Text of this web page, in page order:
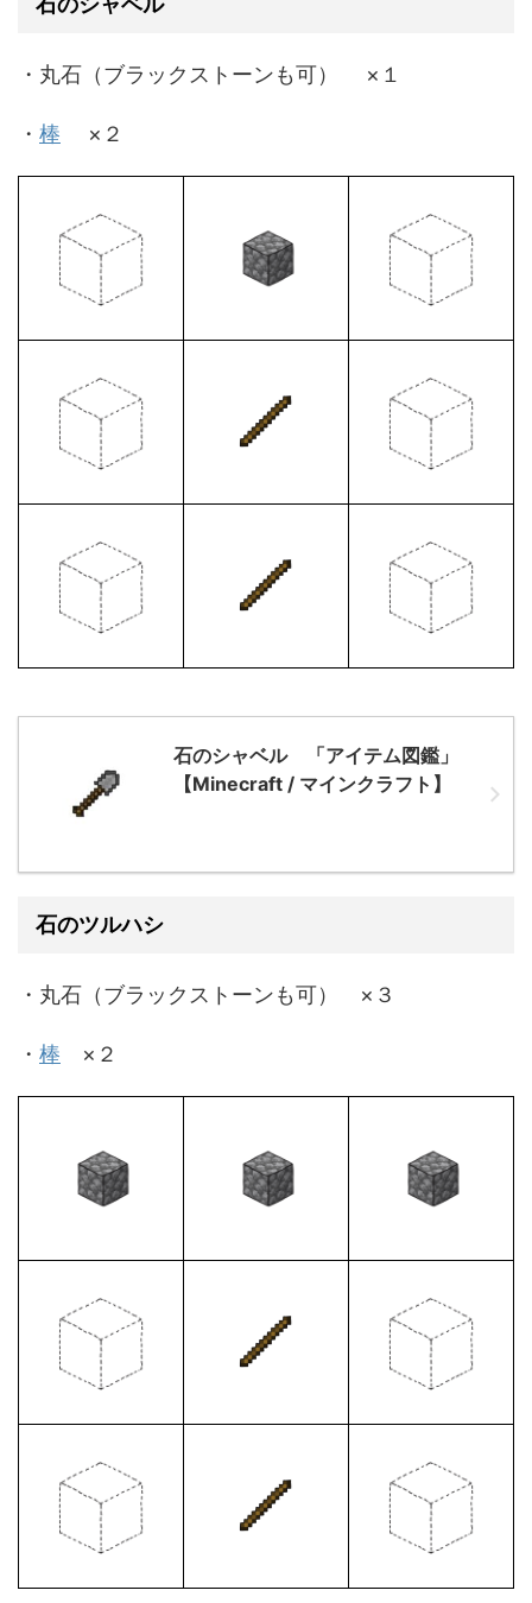
・丸石（ブラックストーンも可） ×１
・ 棒 ×２
石のシャベル 「アイテム図鑑」
【Minecraft / マインクラフト】
石のツルハシ
・丸石（ブラックストーンも可） ×３
・ 棒 ×２